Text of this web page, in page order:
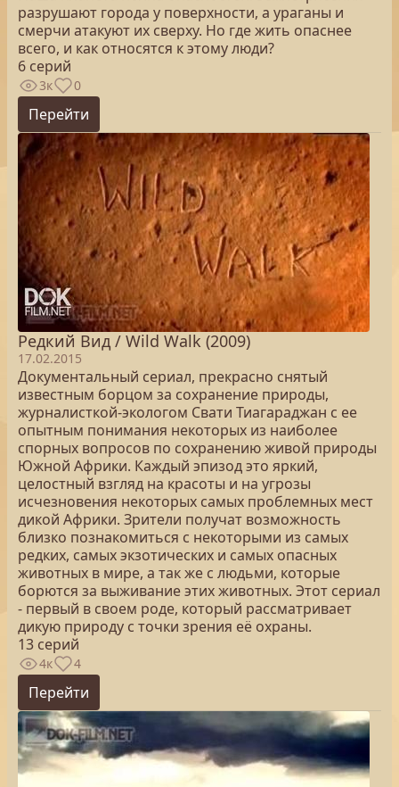
разрушают города у поверхности, а ураганы и
смерчи атакуют их сверху. Но где жить опаснее
всего, и как относятся к этому люди?
6 серий
3к 0
Перейти
Редкий Вид / Wild Walk (2009)
17.02.2015
Документальный сериал, прекрасно снятый
известным борцом за сохранение природы,
журналисткой-экологом Свати Тиагараджан с ее
опытным понимания некоторых из наиболее
спорных вопросов по сохранению живой природы
Южной Африки. Каждый эпизод это яркий,
целостный взгляд на красоты и на угрозы
исчезновения некоторых самых проблемных мест
дикой Африки. Зрители получат возможность
близко познакомиться с некоторыми из самых
редких, самых экзотических и самых опасных
животных в мире, а так же с людьми, которые
борются за выживание этих животных. Этот сериал
- первый в своем роде, который рассматривает
дикую природу с точки зрения её охраны.
13 серий
4к 4
Перейти